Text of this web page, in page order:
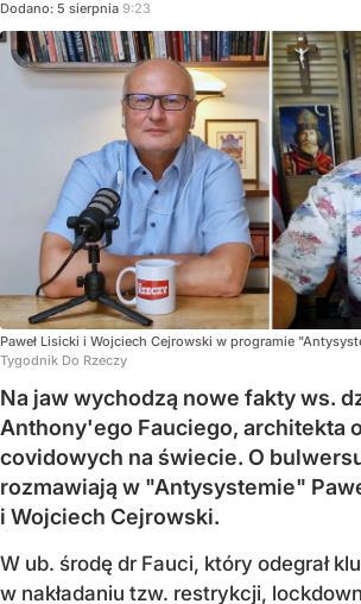
Dodano: 5 sierpnia 9:23
Paweł Lisicki i Wojciech Cejrowski w programie
Tygodnik Do Rzeczy
Na jaw wychodzą nowe fakty ws.
Anthony'ego Fauciego, architekta
covidowych na świecie. O
rozmawiają w "Antysystemie"
i Wojciech Cejrowski.
W ub. środę dr Fauci, który odegrał
w nakładaniu tzw. restrykcji,